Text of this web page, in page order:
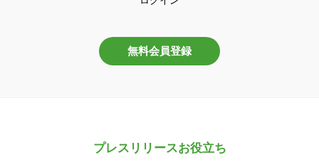
無料会員登録
プレスリリースお役立ち